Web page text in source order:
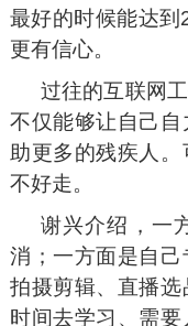
最好的时候能达
更有信心。
过往的互联网
不仅能够让自己
助更多的残疾人
不好走。
谢兴介绍，一
消；一方面是自
拍摄剪辑、直播
时间去学习、需